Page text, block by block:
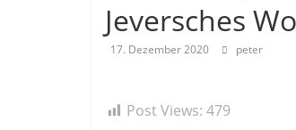
Jeversches
17. Dezember 2020 peter
Post Views: 479